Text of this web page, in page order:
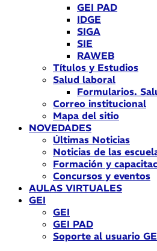
GEI PAD
IDGE
SIGA
SIE
RAWEB
Títulos y Estudios
Salud laboral
Formularios.
Correo institucional
Mapa del sitio
NOVEDADES
Últimas Noticias
Noticias de las
Formación y
Concursos y eventos
AULAS VIRTUALES
GEI
GEI
GEI PAD
Soporte al usuario